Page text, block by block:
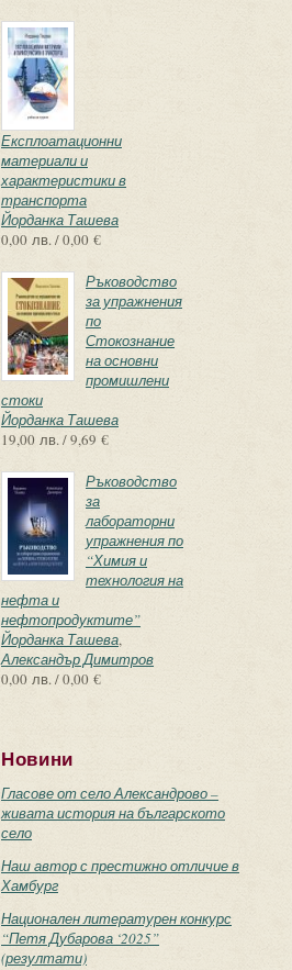
Експлоатационни
материали и
характеристики в
транспорта
Йорданка Ташева
0,00 лв. / 0,00 €
Ръководство
за упражнения
по
Стокознание
на основни
промишлени
стоки
Йорданка Ташева
19,00 лв. / 9,69 €
Ръководство
за
лабораторни
упражнения по
“Химия и
технология на
нефта и
нефтопродуктите”
Йорданка Ташева,
Александър Димитров
0,00 лв. / 0,00 €
Новини
Гласове от село Александрово –
живата история на българското
село
Наш автор с престижно отличие в
Хамбург
Национален литературен конкурс
“Петя Дубарова ‘2025”
(резултати)